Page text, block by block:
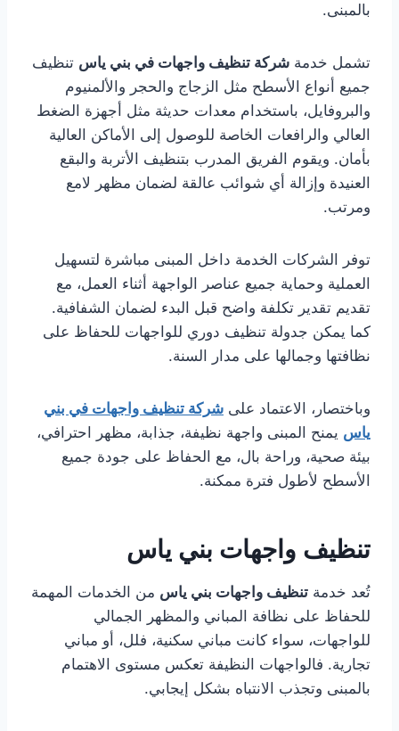
بالمبنى.
تشمل خدمة شركة تنظيف واجهات في بني ياس تنظيف
جميع أنواع الأسطح مثل الزجاج والحجر والألمنيوم
والبروفايل، باستخدام معدات حديثة مثل أجهزة الضغط
العالي والرافعات الخاصة للوصول إلى الأماكن العالية
بأمان. ويقوم الفريق المدرب بتنظيف الأتربة والبقع
العنيدة وإزالة أي شوائب عالقة لضمان مظهر لامع
ومرتب.
توفر الشركات الخدمة داخل المبنى مباشرة لتسهيل
العملية وحماية جميع عناصر الواجهة أثناء العمل، مع
تقديم تقدير تكلفة واضح قبل البدء لضمان الشفافية.
كما يمكن جدولة تنظيف دوري للواجهات للحفاظ على
نظافتها وجمالها على مدار السنة.
وباختصار، الاعتماد على شركة تنظيف واجهات في بني
ياس يمنح المبنى واجهة نظيفة، جذابة، مظهر احترافي،
بيئة صحية، وراحة بال، مع الحفاظ على جودة جميع
الأسطح لأطول فترة ممكنة.
تنظيف واجهات بني ياس
تُعد خدمة تنظيف واجهات بني ياس من الخدمات المهمة
للحفاظ على نظافة المباني والمظهر الجمالي
للواجهات، سواء كانت مباني سكنية، فلل، أو مباني
تجارية. فالواجهات النظيفة تعكس مستوى الاهتمام
بالمبنى وتجذب الانتباه بشكل إيجابي.